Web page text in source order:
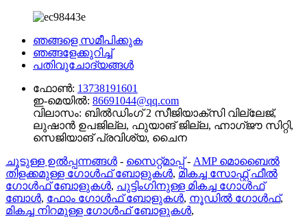
ഞങ്ങളെ സമീപിക്കുക
ഞങ്ങളേക്കുറിച്ച്
പതിവുചോദ്യങ്ങൾ
ഫോൺ: 13738191601
ഇ-മെയിൽ: 86691044@qq.com
വിലാസം: ബിൽഡിംഗ് 2 സീജിയാക്സി വില്ലേജ്,
ലുഷാൻ ഉപജില്ല, ഫുയാങ് ജില്ല, ഹ്നാഗ്ജൗ സിറ്റി,
സെജിയാങ് പ്രവിശ്യ, ചൈന
ചൂടുള്ള ഉൽപ്പന്നങ്ങൾ - സൈറ്റ്മാപ്പ്- AMP മൊബൈൽ
തിളക്കമുള്ള ഗോൾഫ് ബോളുകൾ, മികച്ച സോഫ്റ്റ് ഫീൽ
ഗോൾഫ് ബോളുകൾ, പുട്ടിംഗിനുള്ള മികച്ച ഗോൾഫ്
ബോൾ, ഫോം ഗോൾഫ് ബോളുകൾ, നൂഡിൽ ഗോൾഫ്,
മികച്ച നിറമുള്ള ഗോൾഫ് ബോളുകൾ,